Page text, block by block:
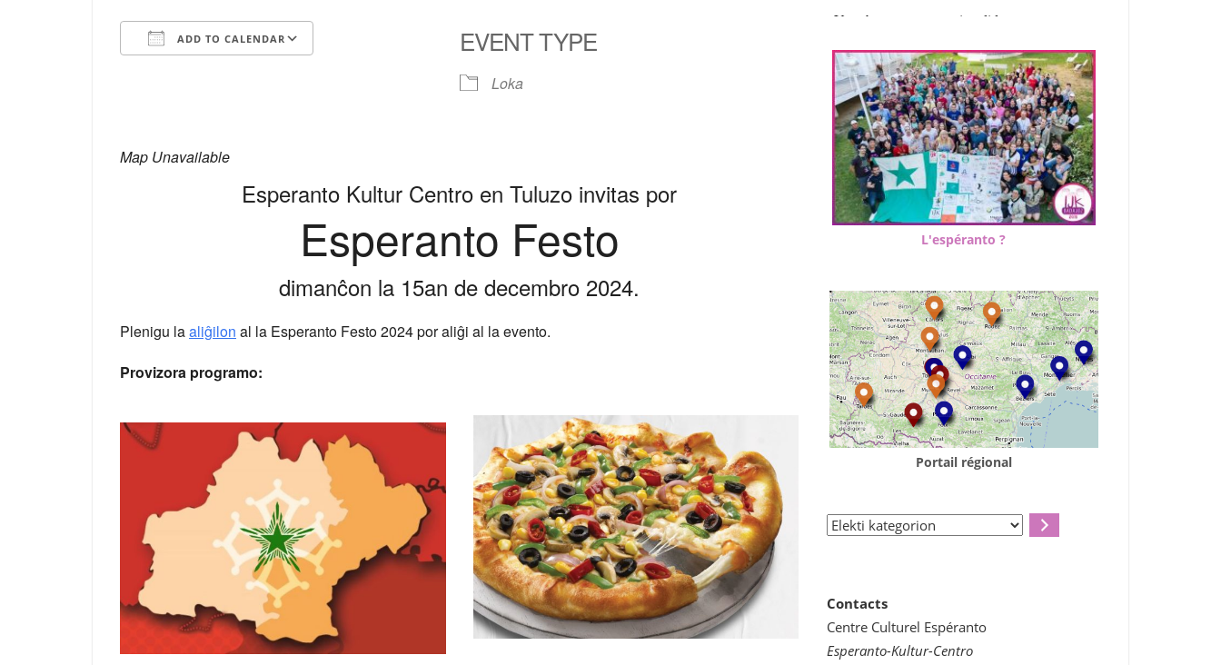
ADD TO CALENDAR
Outlook Live
EVENT TYPE
Loka
Map Unavailable
Esperanto Kultur Centro en Tuluzo invitas por
Esperanto Festo
dimanĉon la 15an de decembro 2024.
Plenigu laaliĝilon al la Esperanto Festo 2024 por aliĝi al la evento.
Provizora programo:
L'espéranto ?
Portail régional
Elekti
Contacts
Centre Culturel Espéranto
Esperanto-Kultur-Centro